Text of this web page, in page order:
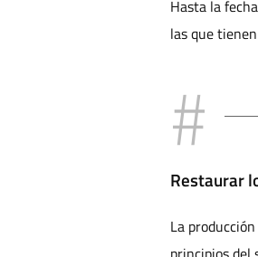
Hasta la
las que
Restaurar
La